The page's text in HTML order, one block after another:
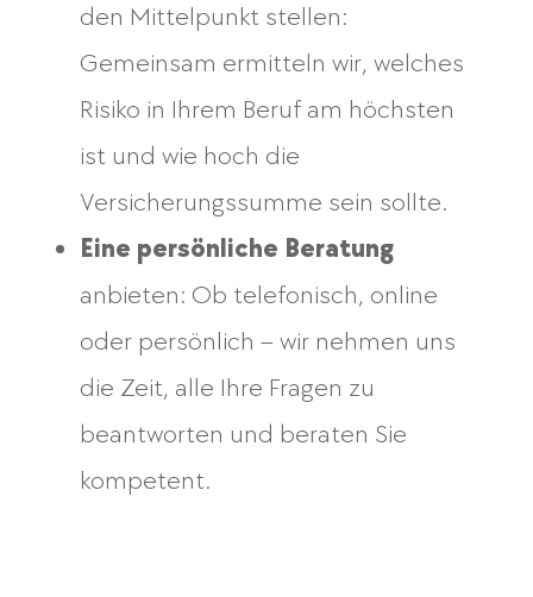
den Mittelpunkt stellen:
Gemeinsam ermitteln wir, welches
Risiko in Ihrem Beruf am höchsten
ist und wie hoch die
Versicherungssumme sein sollte.
Eine persönliche Beratung
anbieten: Ob telefonisch, online
oder persönlich – wir nehmen uns
die Zeit, alle Ihre Fragen zu
beantworten und beraten Sie
kompetent.